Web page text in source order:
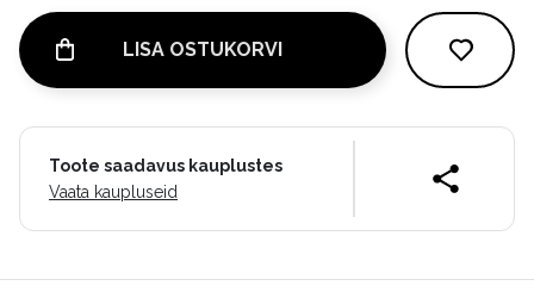
LISA OSTUKORVI
Toote saadavus kauplustes
Vaata kaupluseid